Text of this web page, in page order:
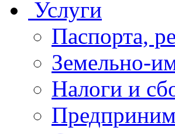
Услуги
Паспорта,
Земельно-
Налоги и